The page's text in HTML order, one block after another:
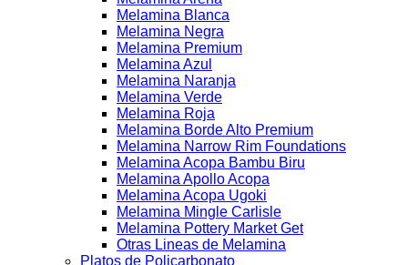
Melamina Blanca
Melamina Negra
Melamina Premium
Melamina Azul
Melamina Naranja
Melamina Verde
Melamina Roja
Melamina Borde Alto Premium
Melamina Narrow Rim Foundations
Melamina Acopa Bambu Biru
Melamina Apollo Acopa
Melamina Acopa Ugoki
Melamina Mingle Carlisle
Melamina Pottery Market Get
Otras Lineas de Melamina
Platos de Policarbonato